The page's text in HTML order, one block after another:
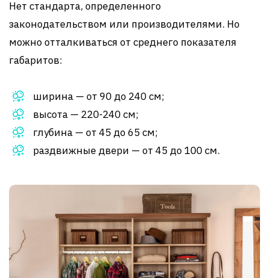
Нет стандарта, определенного
законодательством или производителями. Но
можно отталкиваться от среднего показателя
габаритов:
ширина — от 90 до 240 см;
высота — 220-240 см;
глубина — от 45 до 65 см;
раздвижные двери — от 45 до 100 см.